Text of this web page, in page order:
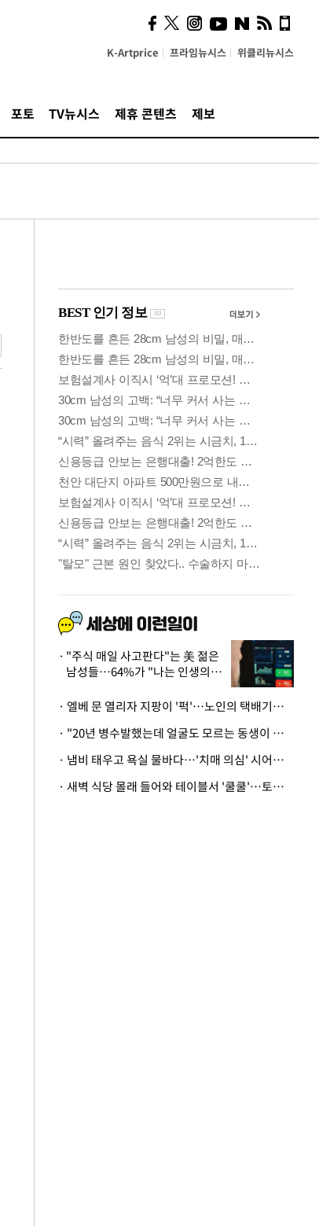
K-Artprice 프라임뉴시스 위클리뉴시스
포토 TV뉴시스 제휴 콘텐츠 제보
시, 스마트폰 액세서리에
NFC 더했다
"주식 매일 사고판다"는 美 젊은
남성들…64%가 "나는 인생의
· 엘베 문 열리자 지팡이 '퍽'…노인의 택배기사 폭행 이유
· "20년 병수발했는데 얼굴도 모르는 동생이 유산 절반을"…배다른 형제 상속권 있을까
· 냄비 태우고 욕실 물바다…'치매 의심' 시어머니 검사 권유했다가 '날벼락'
· 새벽 식당 몰래 들어와 테이블서 '쿨쿨'…토사물 남기고 사라진 남성